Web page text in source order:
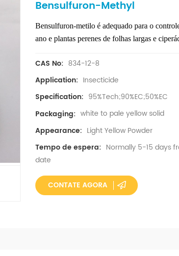
Bensulfuron-Methyl
Bensulfuron-metilo é adequado para o
ano e plantas perenes de folhas largas e
CAS No: 834-12-8
Application: Insecticide
Specification: 95%Tech;90%EC;50%EC
Packaging: white to pale yellow solid
Appearance: Light Yellow Powder
Tempo de espera: Normally 5-15 days
date
CONTATE AGORA